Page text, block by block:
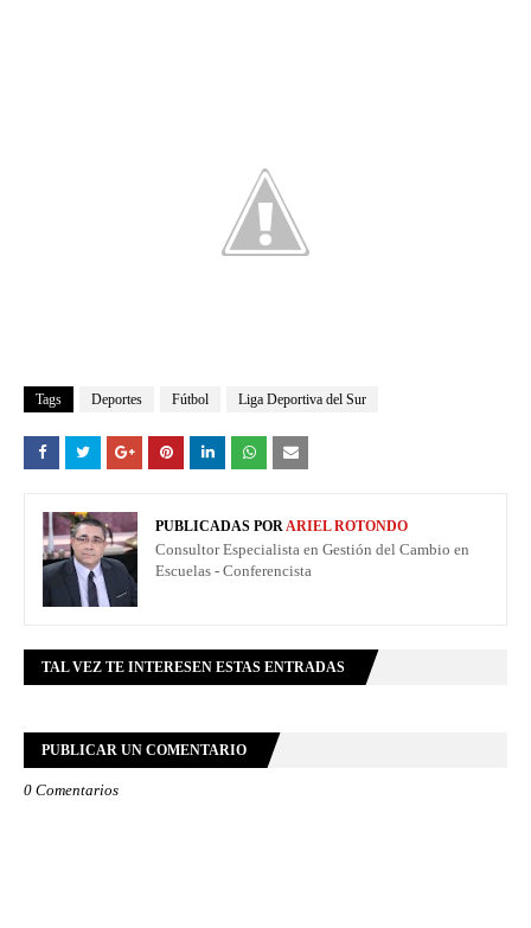
Tags Deportes Fútbol Liga Deportiva del Sur
PUBLICADAS PORARIEL ROTONDO
Consultor Especialista en Gestión del Cambio en
Escuelas - Conferencista
TAL VEZ TE INTERESEN ESTAS ENTRADAS
PUBLICAR UN COMENTARIO
0 Comentarios